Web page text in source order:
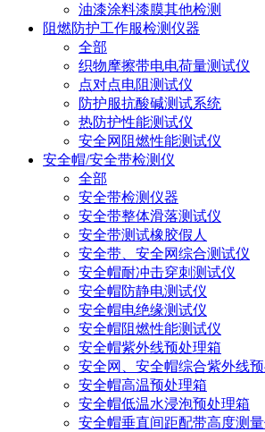
油漆涂料漆膜其他检测
阻燃防护工作服检测仪器
全部
织物摩擦带电电荷量测试仪
点对点电阻测试仪
防护服抗酸碱测试系统
热防护性能测试仪
安全网阻燃性能测试仪
安全帽/安全带检测仪
全部
安全带检测仪器
安全带整体滑落测试仪
安全带测试橡胶假人
安全带、安全网综合测试仪
安全帽耐冲击穿刺测试仪
安全帽防静电测试仪
安全帽电绝缘测试仪
安全帽阻燃性能测试仪
安全帽紫外线预处理箱
安全网、安全帽综合紫外线
安全帽高温预处理箱
安全帽低温水浸泡预处理箱
安全帽垂直间距配带高度测